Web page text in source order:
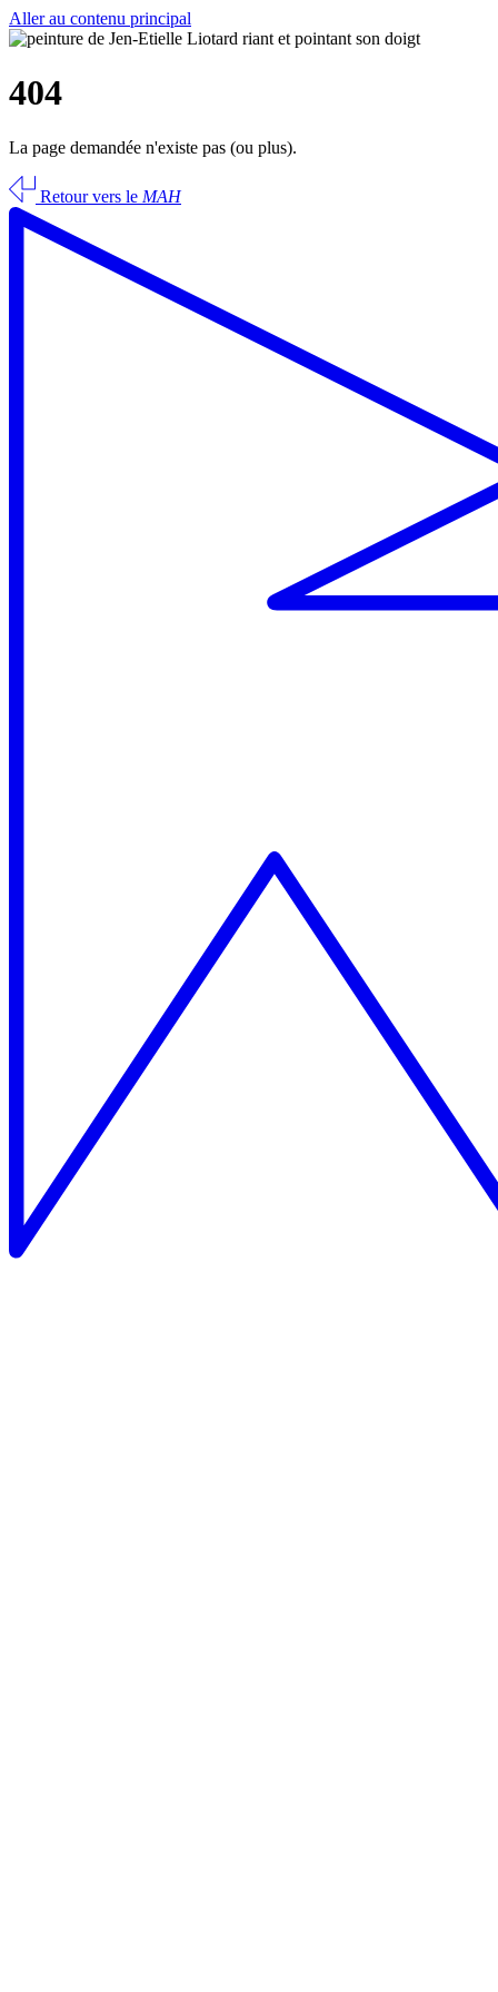
Aller au contenu principal
404
La page demandée n'existe pas (ou plus).
Retour vers le MAH